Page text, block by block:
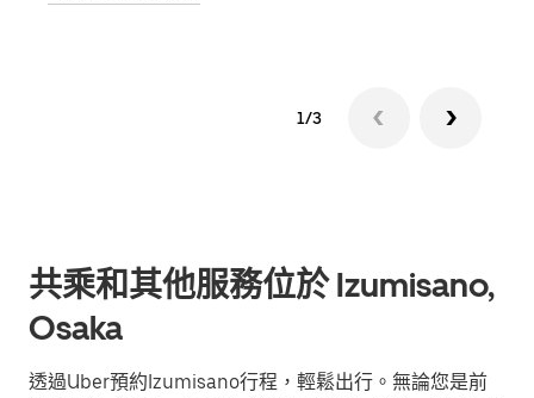
1/3
共乘和其他服務位於 Izumisano,
Osaka
透過Uber預約Izumisano行程，輕鬆出行。無論您是前